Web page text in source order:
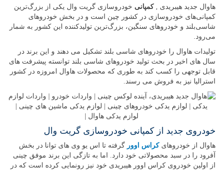
هاوال جدید هیبریدی ,کمپانی خودروسازی گریت وال یکی از بزرگ‌ترین
کمپانی‌های خودروسازی در کشور چین است و در بخش خودروهای
شاسی‌بلند و خودروهای سنگین، بزرگ‌ترین تولیدکننده این کشور به شمار
می‌رود.
تولیدات هاوال را خودروهای شاسی بلند تشکیل می دهند و این برند در
سال های اخیر در بحث تولید خودروهای شاسی بلند توانسته پیشرفت های
قابل توجهی را کسب کند به طوری که محصولات هاوال امروزه در کشور
استرالیا نیز به فروش می رسند.
خودروی جدید از کمپانی خودروسازی گریت وال
هاوال از خودروهای کراس اوور گرفته تا اس یو وی های توانا در بخش
آفرود را در سبد محصولاتی خود دارد. اما به تازگی این برند موفق چینی
از اولین خودروی کراس اوور هیبریدی خود نیز رونمایی کرده است که در